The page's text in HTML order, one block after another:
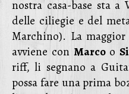
nostra casa-base sta
delle ciliegie e del
Marchino). La
avviene con Marcoo
riff, li segnano a
possa fare una prima